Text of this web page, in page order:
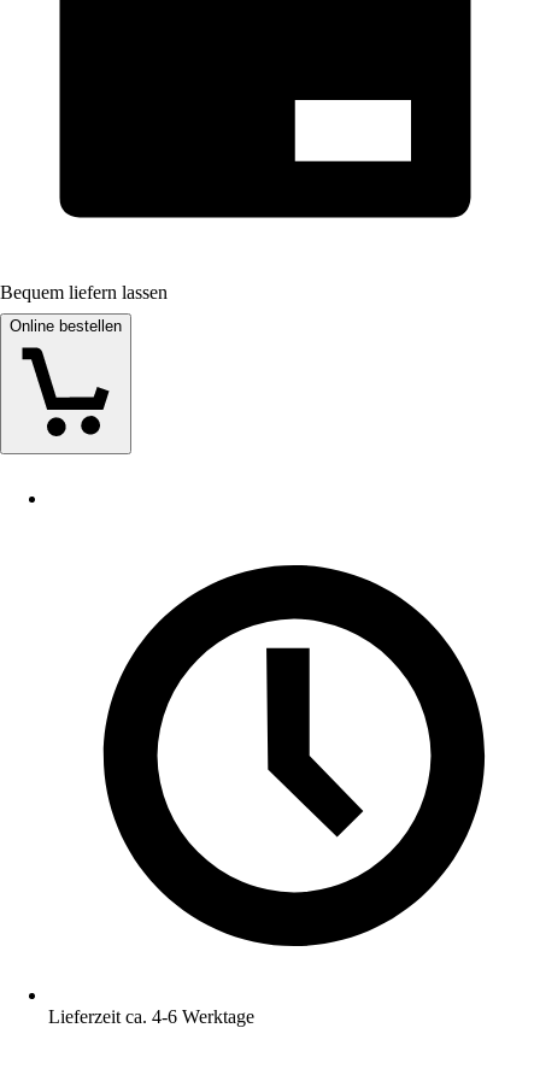
Bequem liefern lassen
Online bestellen
Lieferzeit ca. 4-6 Werktage